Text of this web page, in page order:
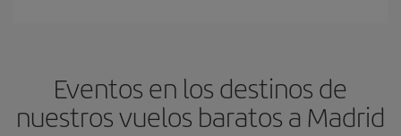
Eventos en los destinos de
nuestros vuelos baratos a Madrid